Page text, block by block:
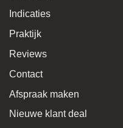
Indicaties
Praktijk
Reviews
Contact
Afspraak maken
Nieuwe klant deal